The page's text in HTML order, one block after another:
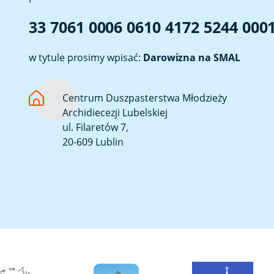
33 7061 0006 0610 4172 5244
w tytule prosimy wpisać: Darowizna na SMAL
Centrum Duszpasterstwa Młodzieży
Archidiecezji Lubelskiej
ul. Filaretów 7,
20-609 Lublin